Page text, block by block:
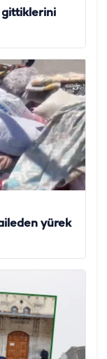
gittiklerini
yürek